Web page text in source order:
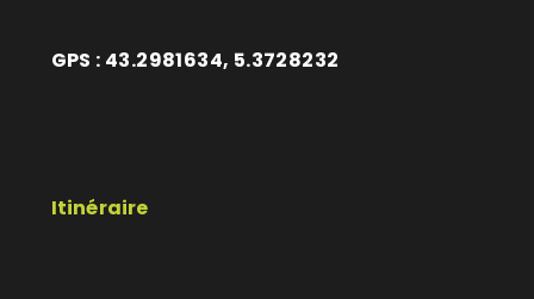
GPS : 43.2981634, 5.3728232
Itinéraire